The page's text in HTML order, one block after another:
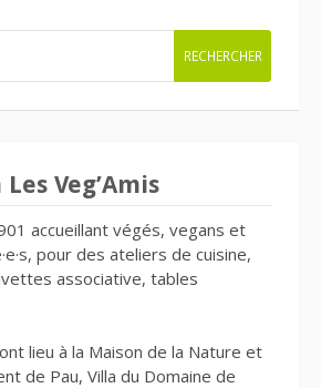
RECHERCHER
Veg’Amis
accueillant végés, vegans et
pour des ateliers de cuisine,
associative, tables
lieu à la Maison de la Nature et
de Pau, Villa du Domaine de